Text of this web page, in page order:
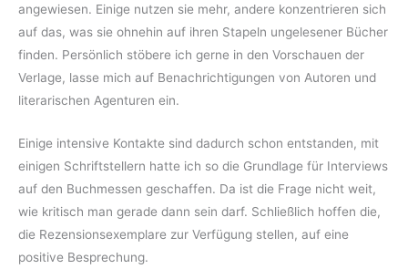
angewiesen. Einige nutzen sie mehr, andere konzentrieren sich
auf das, was sie ohnehin auf ihren Stapeln ungelesener Bücher
finden. Persönlich stöbere ich gerne in den Vorschauen der
Verlage, lasse mich auf Benachrichtigungen von Autoren und
literarischen Agenturen ein.
Einige intensive Kontakte sind dadurch schon entstanden, mit
einigen Schriftstellern hatte ich so die Grundlage für Interviews
auf den Buchmessen geschaffen. Da ist die Frage nicht weit,
wie kritisch man gerade dann sein darf. Schließlich hoffen die,
die Rezensionsexemplare zur Verfügung stellen, auf eine
positive Besprechung.